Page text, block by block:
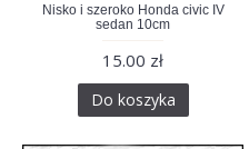
Nisko i szeroko Honda civic IV
sedan 10cm
15.00 zł
Do koszyka